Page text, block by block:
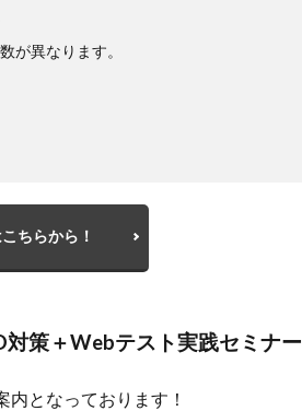
が異なります。
ちらから！
対策＋Webテスト実践セミナー
内となっております！